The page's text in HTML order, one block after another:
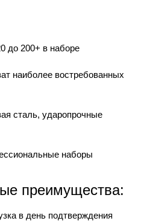
до 200+ в наборе
наиболее востребованных
сталь, ударопрочные
наборы
преимущества:
в день подтверждения